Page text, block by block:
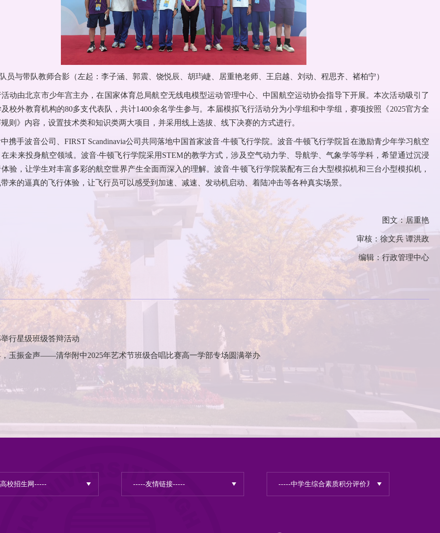
员与带队教师合影（左起：李子涵、郭震、饶悦辰、胡玙崨、居重艳老师、王启越、刘动、程思齐、褚柏宁）
动由北京市少年宫主办，在国家体育总局航空无线电模型运动管理中心、中国航空运动协会指导下开展。本次活动吸引了
校外教育机构的80多支代表队，共计1400余名学生参与。本届模拟飞行活动分为小学组和中学组，赛项按照《2025官方全
则》内容，设置技术类和知识类两大项目，并采用线上选拔、线下决赛的方式进行。
携手波音公司、FIRST Scandinavia公司共同落地中国首家波音∙牛顿飞行学院。波音∙牛顿飞行学院旨在激励青少年学习航空
未来投身航空领域。波音∙牛顿飞行学院采用STEM的教学方式，涉及空气动力学、导航学、气象学等学科，希望通过沉浸
验，让学生对丰富多彩的航空世界产生全面而深入的理解。波音∙牛顿飞行学院装配有三台大型模拟机和三台小型模拟机，
来的逼真的飞行体验，让飞行员可以感受到加速、减速、发动机启动、着陆冲击等各种真实场景。
图文：居重艳
审核：徐文兵 谭洪政
编辑：行政管理中心
行星级班级答辩活动
玉振金声——清华附中2025年艺术节班级合唱比赛高一学部专场圆满举办